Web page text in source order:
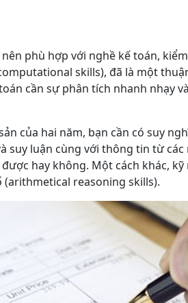
phù hợp với nghề kế toán,
skills), đã là một
cần sự phân tích nhanh nhạy
của hai năm, bạn cần có suy
suy luận cùng với thông tin từ các
hay không. Một cách khác, kỹ
(arithmetical reasoning skills).